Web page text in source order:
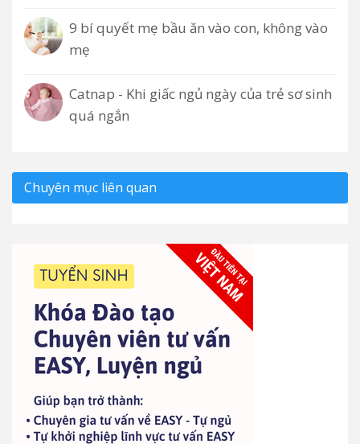
9 bí quyết mẹ bầu ăn vào con, không vào
mẹ
Catnap - Khi giấc ngủ ngày của trẻ sơ sinh
quá ngắn
Chuyên mục liên quan